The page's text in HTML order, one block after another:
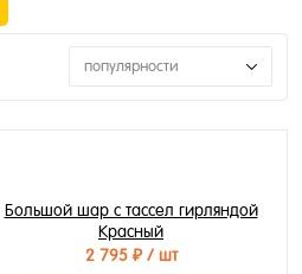
популярности
Большой шар с тассел гирляндой
Красный
2 795 ₽/ шт